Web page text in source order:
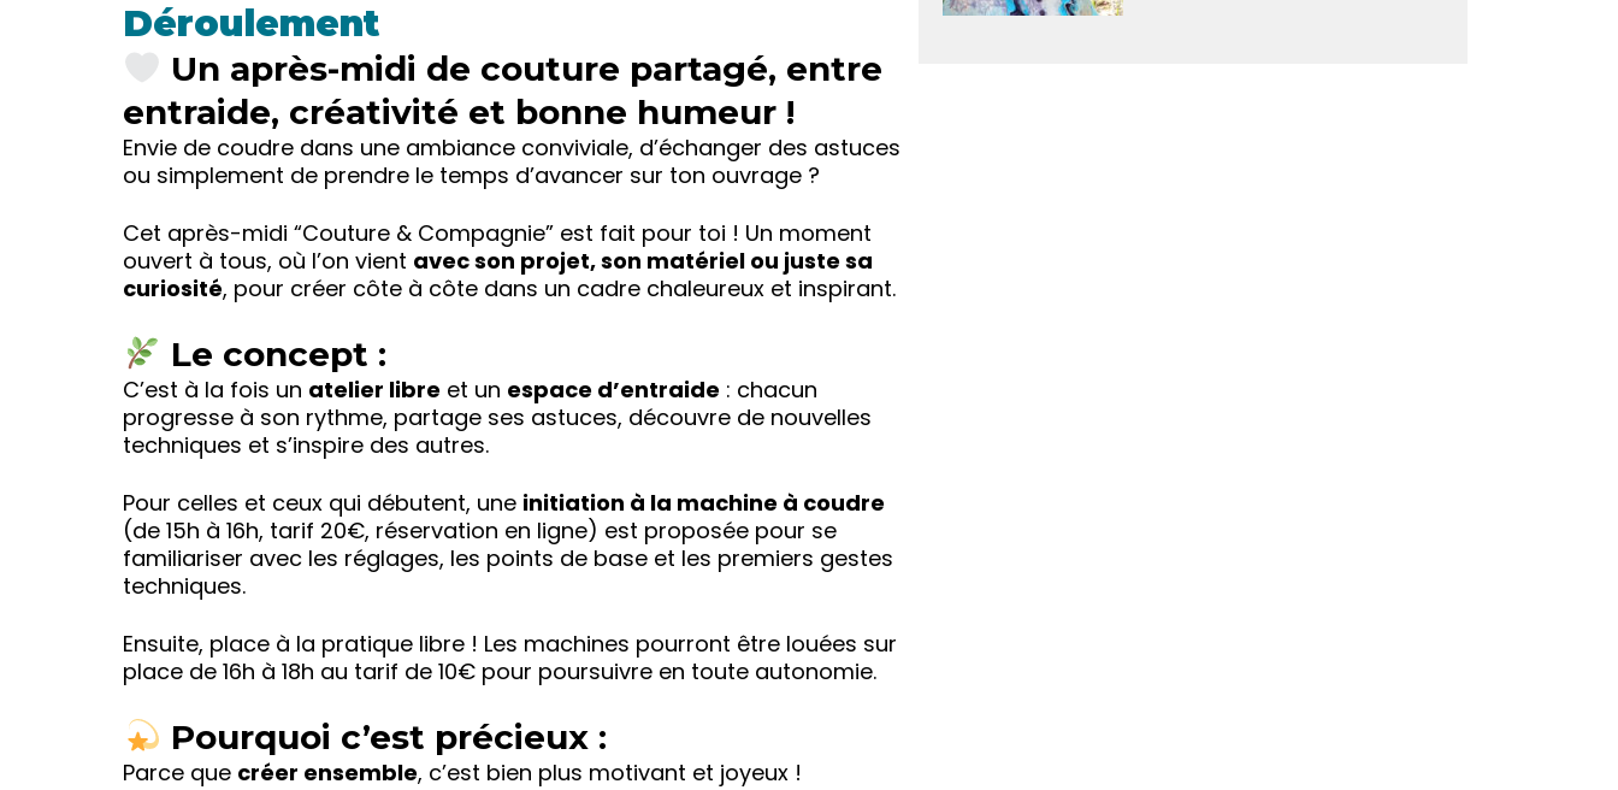
Déroulement
Un après-midi de couture partagé, entre
entraide, créativité et bonne humeur !
Envie de coudre dans une ambiance conviviale, d’échanger des astuces
ou simplement de prendre le temps d’avancer sur ton ouvrage ?
Cet après-midi “Couture & Compagnie” est fait pour toi ! Un moment
ouvert à tous, où l’on vient avec son projet, son matériel ou juste sa
curiosité, pour créer côte à côte dans un cadre chaleureux et inspirant.
Le concept :
C’est à la fois un atelier libre et un espace d’entraide : chacun
progresse à son rythme, partage ses astuces, découvre de nouvelles
techniques et s’inspire des autres.
Pour celles et ceux qui débutent, une initiation à la machine à coudre
(de 15h à 16h, tarif 20€, réservation en ligne) est proposée pour se
familiariser avec les réglages, les points de base et les premiers gestes
techniques.
Ensuite, place à la pratique libre ! Les machines pourront être louées sur
place de 16h à 18h au tarif de 10€ pour poursuivre en toute autonomie.
Pourquoi c’est précieux :
Parce que créer ensemble, c’est bien plus motivant et joyeux !